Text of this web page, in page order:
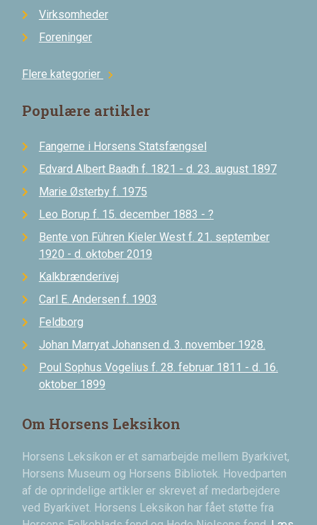
Virksomheder
Foreninger
Flere kategorier chevron_right
Populære artikler
Fangerne i Horsens Statsfængsel
Edvard Albert Baadh f. 1821 - d. 23. august 1897
Marie Østerby f. 1975
Leo Borup f. 15. december 1883 - ?
Bente von Führen Kieler West f. 21. september
1920 - d. oktober 2019
Kalkbrænderivej
Carl E. Andersen f. 1903
Feldborg
Johan Marryat Johansen d. 3. november 1928.
Poul Sophus Vogelius f. 28. februar 1811 - d. 16.
oktober 1899
Om Horsens Leksikon
Horsens Leksikon er et samarbejde mellem Byarkivet,
Horsens Museum og Horsens Bibliotek. Hovedparten
af de oprindelige artikler er skrevet af medarbejdere
ved Byarkivet. Horsens Leksikon har fået støtte fra